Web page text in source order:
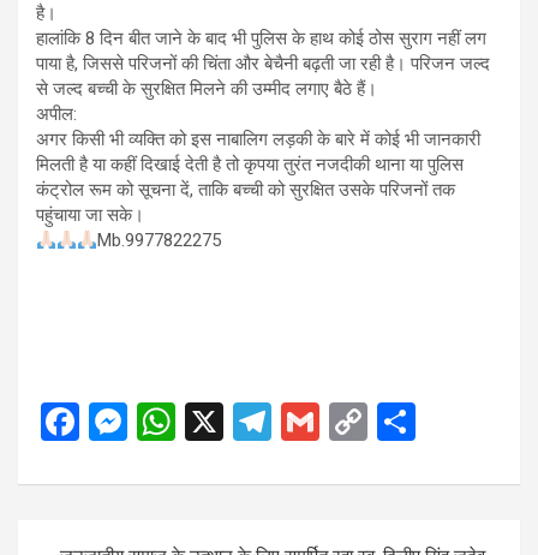
है।
हालांकि 8 दिन बीत जाने के बाद भी पुलिस के हाथ कोई ठोस सुराग नहीं लग
पाया है, जिससे परिजनों की चिंता और बेचैनी बढ़ती जा रही है। परिजन जल्द
से जल्द बच्ची के सुरक्षित मिलने की उम्मीद लगाए बैठे हैं।
अपील:
अगर किसी भी व्यक्ति को इस नाबालिग लड़की के बारे में कोई भी जानकारी
मिलती है या कहीं दिखाई देती है तो कृपया तुरंत नजदीकी थाना या पुलिस
कंट्रोल रूम को सूचना दें, ताकि बच्ची को सुरक्षित उसके परिजनों तक
पहुंचाया जा सके।
Mb.9977822275
F
ce
M
se
W
at
s
X
T
e
G
ail
C
py
Li
ar
e